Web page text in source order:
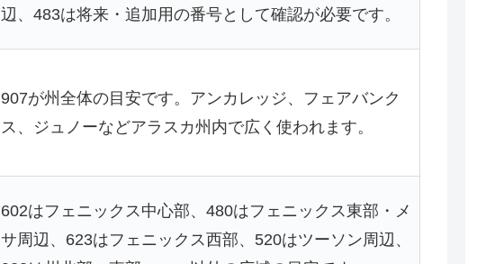
辺、483は将来・追加用の番号として確認が必要です。
907が州全体の目安です。アンカレッジ、フェアバンク
ス、ジュノーなどアラスカ州内で広く使われます。
602はフェニックス中心部、480はフェニックス東部・メ
サ周辺、623はフェニックス西部、520はツーソン周辺、